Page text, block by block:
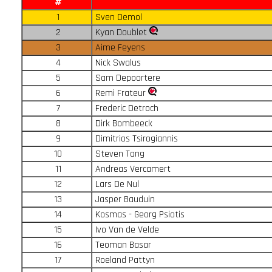
1
Sven Demol
2
Kyan Doublet
3
Aime Feyens
4
Nick Swalus
5
Sam Depoortere
6
Remi Frateur
7
Frederic Detroch
8
Dirk Bombeeck
9
Dimitrios Tsirogiannis
10
Steven Tang
11
Andreas Vercamert
12
Lars De Nul
13
Jasper Bauduin
14
Kosmas - Georg Psiotis
15
Ivo Van de Velde
16
Teoman Basar
17
Roeland Pattyn